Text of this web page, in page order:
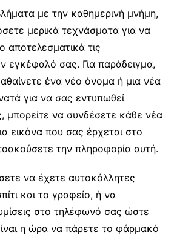
με την καθημερινή μνήμη,
μερικά τεχνάσματα για να
αποτελεσματικά τις
εγκέφαλό σας. Για παράδειγμα,
ένα νέο όνομα ή μια νέα
για να σας εντυπωθεί
μπορείτε να συνδέσετε κάθε νέα
εικόνα που σας έρχεται στο
την πληροφορία αυτή.
να έχετε αυτοκόλλητες
και το γραφείο, ή να
στο τηλέφωνό σας ώστε
η ώρα να πάρετε το φάρμακό